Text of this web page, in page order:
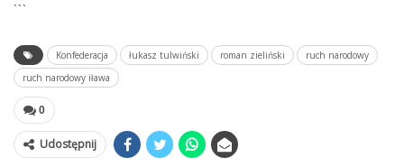
```
Konfederacja łukasz tulwiński roman zieliński
ruch narodowy
ruch narodowy iława
0
Udostępnij